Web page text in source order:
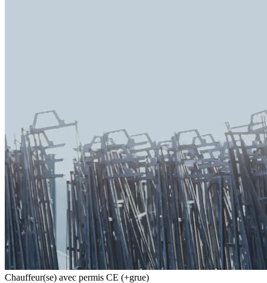
Chauffeur(se) avec permis CE (+grue)